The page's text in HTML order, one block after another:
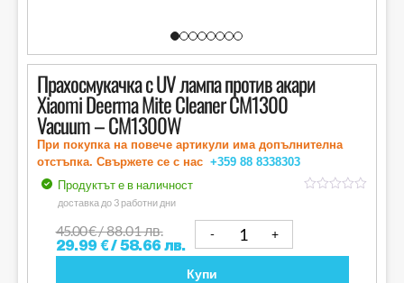
Прахосмукачка с UV лампа против акари
Xiaomi Deerma Mite Cleaner CM1300
Vacuum – CM1300W
При покупка на повече артикули има допълнителна
отстъпка. Свържете се с нас +359 88 8338303
Продуктът е в наличност
доставка до 3 работни дни
45.00€/ 88.01 лв.
29.99 €/ 58.66 лв.
Купи